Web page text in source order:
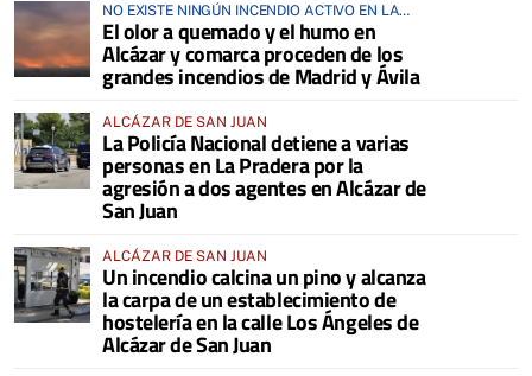
NO EXISTE NINGÚN INCENDIO ACTIVO EN LA
COMARCA
El olor a quemado y el humo en
Alcázar y comarca proceden de los
grandes incendios de Madrid y Ávila
ALCÁZAR DE SAN JUAN
La Policía Nacional detiene a varias
personas en La Pradera por la
agresión a dos agentes en Alcázar de
San Juan
ALCÁZAR DE SAN JUAN
Un incendio calcina un pino y alcanza
la carpa de un establecimiento de
hostelería en la calle Los Ángeles de
Alcázar de San Juan